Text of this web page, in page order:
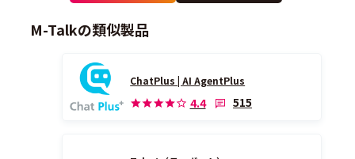
M-Talkの類似製品
ChatPlus | AI AgentPlus
4.4 515